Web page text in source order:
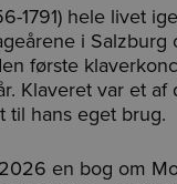
1791) hele livet
i Salzburg
første
Klaveret var et
til hans eget brug.
en bog om